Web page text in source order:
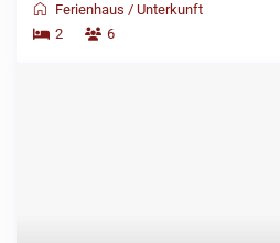
Ferienhaus /Unterkunft
2
6